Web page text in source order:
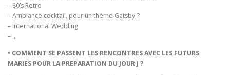
– 80’s Retro
– Ambiance cocktail, pour un thème Gatsby ?
– International Wedding
– …
• COMMENT SE PASSENT LES RENCONTRES AVEC LES FUTURS
MARIES POUR LA PREPARATION DU JOUR J ?